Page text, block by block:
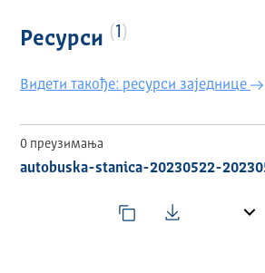
Ресурси 1
Видети такође: ресурси заједнице
0 преузимања
autobuska-stanica-20230522-